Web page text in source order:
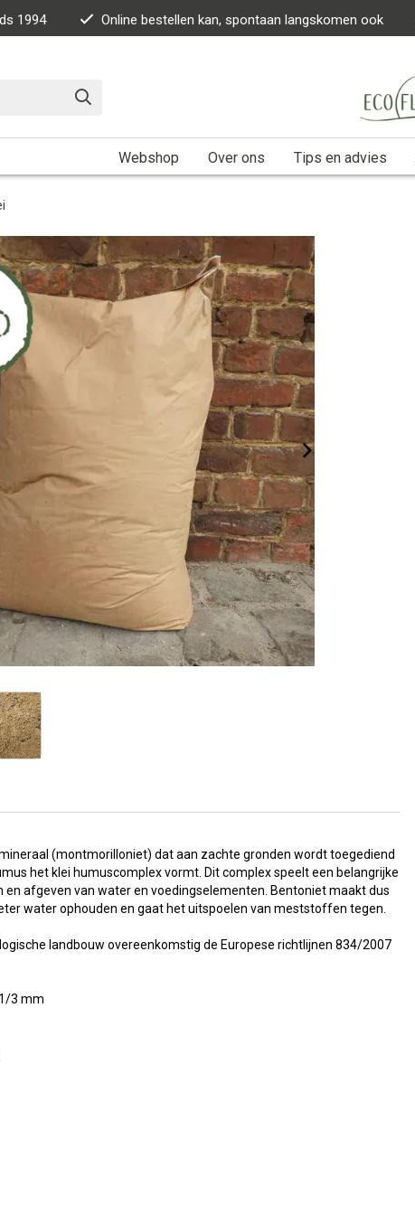
1994 Online bestellen kan, spontaan langskomen ook
Webshop Over ons Tips en advies
(montmorilloniet) dat aan zachte gronden wordt toegediend
het klei humuscomplex vormt. Dit complex speelt een belangrijke
en afgeven van water en voedingselementen. Bentoniet maakt dus
water ophouden en gaat het uitspoelen van meststoffen tegen.
landbouw overeenkomstig de Europese richtlijnen 834/2007
3 mm